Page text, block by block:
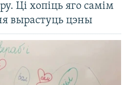
Ці хопіць яго самім
вырастуць цэны